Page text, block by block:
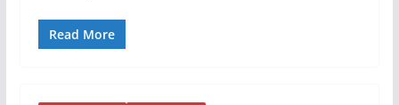
Read More